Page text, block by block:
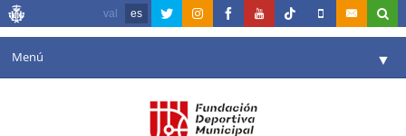
val es
Menú ▼